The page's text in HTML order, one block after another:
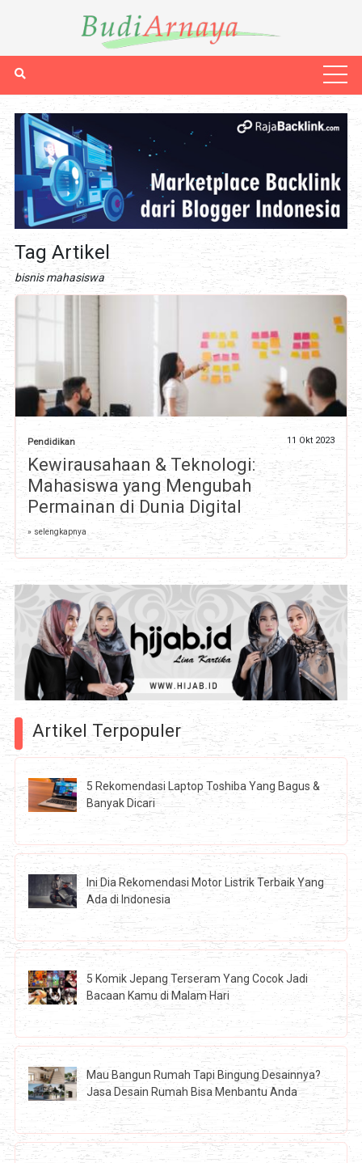
Tag Artikel
bisnis mahasiswa
Pendidikan 11 Okt 2023
Kewirausahaan & Teknologi:
Mahasiswa yang Mengubah
Permainan di Dunia Digital
» selengkapnya
Artikel Terpopuler
5 Rekomendasi Laptop Toshiba Yang Bagus &
Banyak Dicari
Ini Dia Rekomendasi Motor Listrik Terbaik Yang
Ada di Indonesia
5 Komik Jepang Terseram Yang Cocok Jadi
Bacaan Kamu di Malam Hari
Mau Bangun Rumah Tapi Bingung Desainnya?
Jasa Desain Rumah Bisa Menbantu Anda